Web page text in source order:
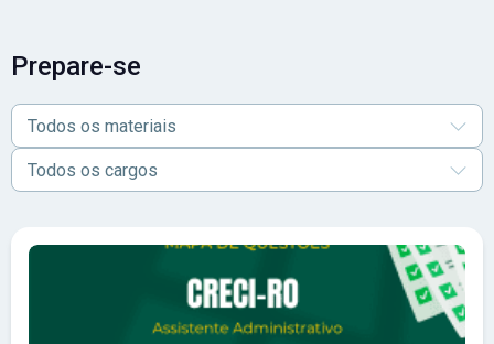
Prepare-se
Todos os materiais
Todos os cargos